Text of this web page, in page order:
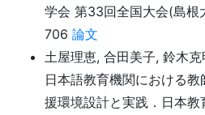
学会 第33回全国大会(島
706 論文
土屋理恵, 合田美子, 鈴木克
日本語教育機関における
援環境設計と実践．日本